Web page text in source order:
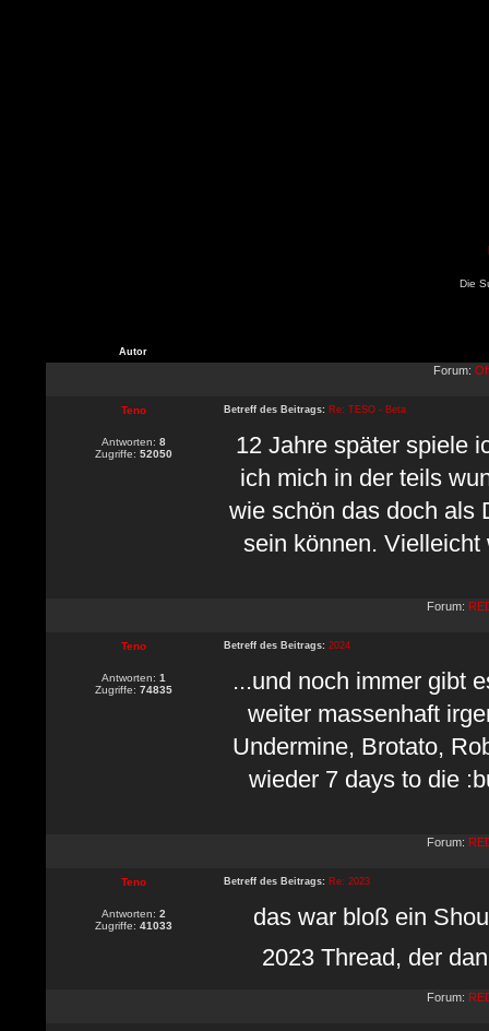
Die
Autor
Forum:
Teno Betreff des Beitrags: Re: TESO - Beta
Antworten: 8
Zugriffe: 52050
12 Jahre später spiele
ich mich in der teils
wie schön das doch als
sein können.
Forum:
Teno Betreff des Beitrags: 2024
Antworten: 1
Zugriffe: 74835
...und noch immer gibt
weiter massenhaft
Undermine, Brotato,
wieder 7 days to die
Forum:
Teno Betreff des Beitrags: Re: 2023
Antworten: 2
Zugriffe: 41033
das war bloß ein
2023 Thread, der
Forum: